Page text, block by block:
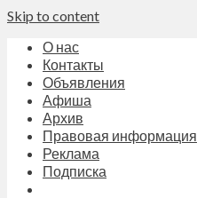
Skip to content
О нас
Контакты
Объявления
Афиша
Архив
Правовая информация
Реклама
Подписка